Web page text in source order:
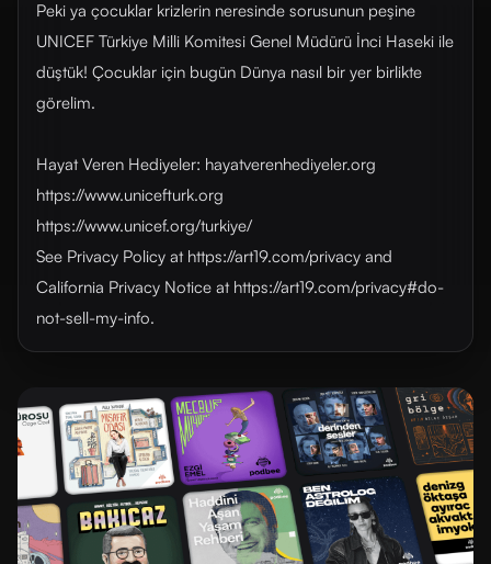
Peki ya çocuklar krizlerin neresinde sorusunun peşine
UNICEF Türkiye Milli Komitesi Genel Müdürü İnci Haseki ile
düştük! Çocuklar için bugün Dünya nasıl bir yer birlikte
görelim.
Hayat Veren Hediyeler: hayatverenhediyeler.org
https://www.unicefturk.org
https://www.unicef.org/turkiye/
See Privacy Policy at https://art19.com/privacy and
California Privacy Notice at https://art19.com/privacy#do-
not-sell-my-info.